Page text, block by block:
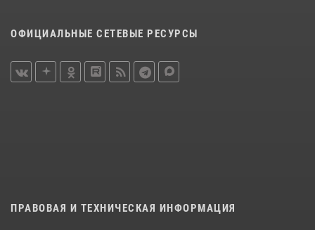
ОФИЦИАЛЬНЫЕ СЕТЕВЫЕ РЕСУРСЫ
ПРАВОВАЯ И ТЕХНИЧЕСКАЯ ИНФОРМАЦИЯ